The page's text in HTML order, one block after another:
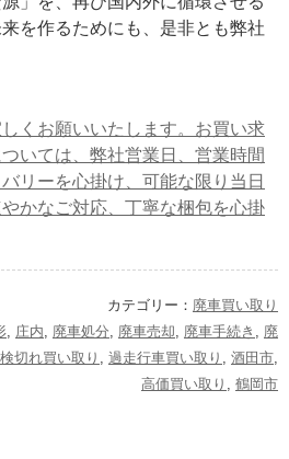
を作るためにも、是非とも弊社
くお願いいたします。お買い求
いては、弊社営業日、営業時間
リーを心掛け、可能な限り当日
かなご対応、丁寧な梱包を心掛
カテゴリー： 廃車買い取り
庄内 廃車処分 廃車売却 廃車手続き
廃
切れ買い取り 過走行車買い取り 酒田市
高価買い取り
鶴岡市